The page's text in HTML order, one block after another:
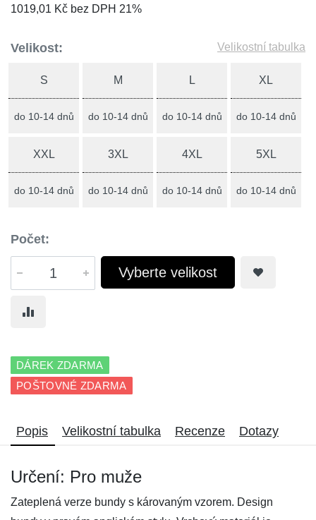
1019,01 Kč bez DPH 21%
Velikost: Velikostní tabulka
S
do 10-14 dnů
M
do 10-14 dnů
L
do 10-14 dnů
XL
do 10-14 dnů
XXL
do 10-14 dnů
3XL
do 10-14 dnů
4XL
do 10-14 dnů
5XL
do 10-14 dnů
Počet:
Vyberte velikost
DÁREK ZDARMA
POŠTOVNÉ ZDARMA
Popis Velikostní tabulka Recenze Dotazy
Určení: Pro muže
Zateplená verze bundy s károvaným vzorem. Design